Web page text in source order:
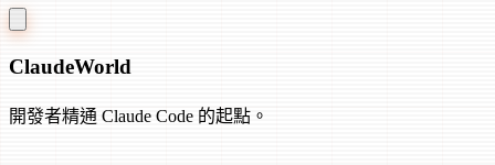
ClaudeWorld
開發者精通 Claude Code 的起點。